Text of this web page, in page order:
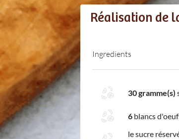
Réalisation de
Ingredients
30 gramme(s)
6 blancs
le sucre